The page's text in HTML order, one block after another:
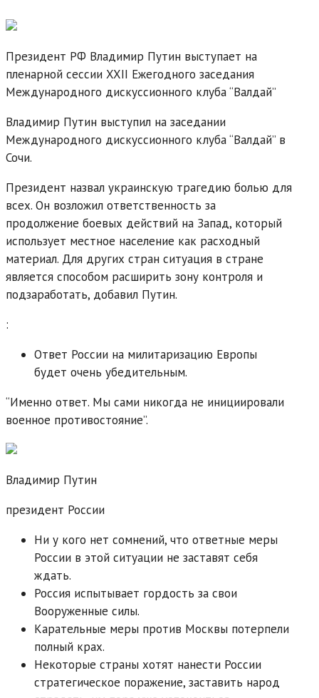
Президент РФ Владимир Путин выступает на
пленарной сессии XXII Ежегодного заседания
Международного дискуссионного клуба “Валдай”
Владимир Путин выступил на заседании
Международного дискуссионного клуба “Валдай” в
Сочи.
Президент назвал украинскую трагедию болью для
всех. Он возложил ответственность за
продолжение боевых действий на Запад, который
использует местное население как расходный
материал. Для других стран ситуация в стране
является способом расширить зону контроля и
подзаработать, добавил Путин.
:
Ответ России на милитаризацию Европы
будет очень убедительным.
“Именно ответ. Мы сами никогда не инициировали
военное противостояние”.
Владимир Путин
президент России
Ни у кого нет сомнений, что ответные меры
России в этой ситуации не заставят себя
ждать.
Россия испытывает гордость за свои
Вооруженные силы.
Карательные меры против Москвы потерпели
полный крах.
Некоторые страны хотят нанести России
стратегическое поражение, заставить народ